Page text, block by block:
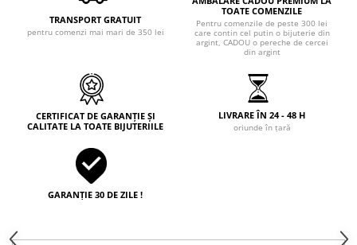
TRANSPORT GRATUIT
pentru comenzi mai mari de 350 lei
TOATE COMENZILE
Pentru comenzile de peste 300 lei
care contin cel putin o bijuterie din
argint, CADOU o pereche de cercei
din argint
CERTIFICAT DE GARANȚIE ȘI
CALITATE LA TOATE BIJUTERIILE
LIVRARE ÎN 24 - 48 H
oriunde în țară
GARANȚIE 30 DE ZILE !